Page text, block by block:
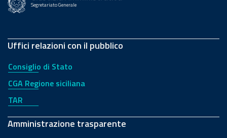
Segretariato Generale
Uffici relazioni con il pubblico
Consiglio di Stato
CGA Regione siciliana
TAR
Amministrazione trasparente